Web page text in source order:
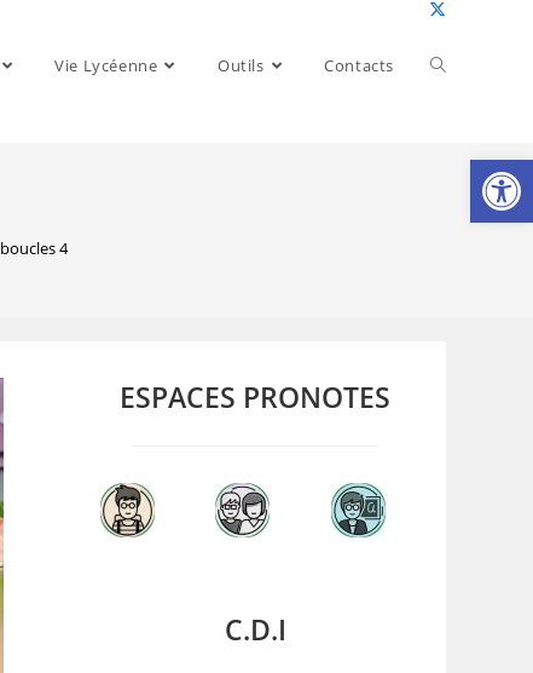
Vie Lycéenne Outils Contacts Toggle
website
boucles 4
ESPACES PRONOTES
C.D.I